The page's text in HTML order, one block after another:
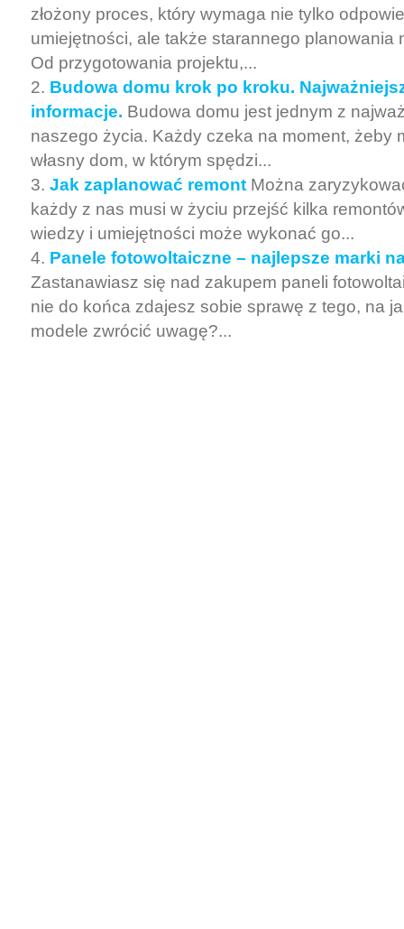
złożony proces, który wymaga nie tylko
umiejętności, ale także starannego planowania
Od przygotowania projektu,...
Budowa domu krok po kroku.
informacje. Budowa domu jest jednym z
naszego życia. Każdy czeka na moment, żeby
własny dom, w którym spędzi...
Jak zaplanować remont Można
każdy z nas musi w życiu przejść kilka
wiedzy i umiejętności może wykonać go...
Panele fotowoltaiczne – najlepsze marki
Zastanawiasz się nad zakupem paneli
nie do końca zdajesz sobie sprawę z tego, na
modele zwrócić uwagę?...